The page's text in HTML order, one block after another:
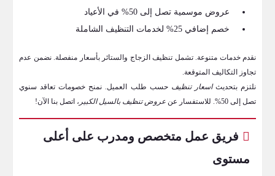
عروض موسمية تصل إلى 50% في الأعياد
خصم إضافي 25% لخدمات التنظيف الشاملة
نقدم خدمات متنوعة. تشمل تنظيف الزجاج والستائر بأسعار منفصلة. نضمن عدم
تجاوز التكاليف المتوقعة.
نلتزم بتحديثاسعار تنظيف حسب طلب العميل. نمنح خصومات تعاقد سنوي
تصل إلى 50%. للاستفسار عن
عروض تنظيف بالسيل الكبير ، اتصل بنا الآن!
فريق عمل متخصص ومدرب على أعلى
مستوى